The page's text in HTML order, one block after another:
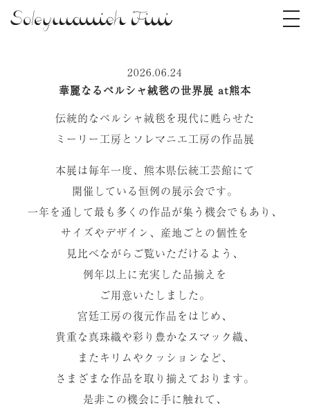
2026.06.24
華麗なるペルシャ絨毯の世界展 at熊本
伝統的なペルシャ絨毯を現代に甦らせた
ミーリー工房とソレマニエ工房の作品展
本展は毎年一度、熊本県伝統工芸館にて
開催している恒例の展示会です。
一年を通して最も多くの作品が集う機会でもあり、
サイズやデザイン、産地ごとの個性を
見比べながらご覧いただけるよう、
例年以上に充実した品揃えを
ご用意いたしました。
宮廷工房の復元作品をはじめ、
貴重な真珠織や彩り豊かなスマック織、
またキリムやクッションなど、
さまざまな作品を取り揃えております。
是非この機会に手に触れて、